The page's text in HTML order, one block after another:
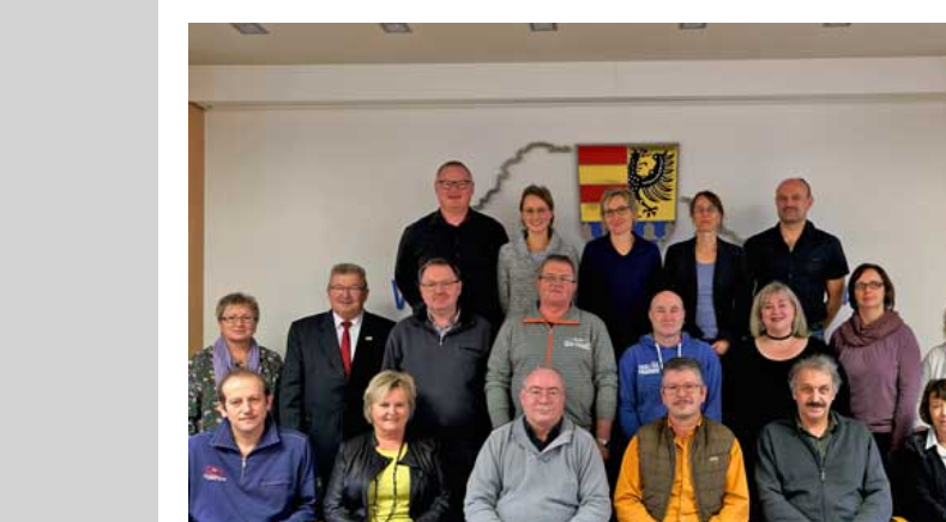
VERANSTALTUNGEN
[ 4. August 2026 ] Pappenheim erlebt Hubert Aiwanger mit Botschaften die
VERANSTALTUNGEN
[ 8. August 2026 ]
Wasserversorgung rechts der Altmühl stellt sich neu auf
INFRASTRUKTUR